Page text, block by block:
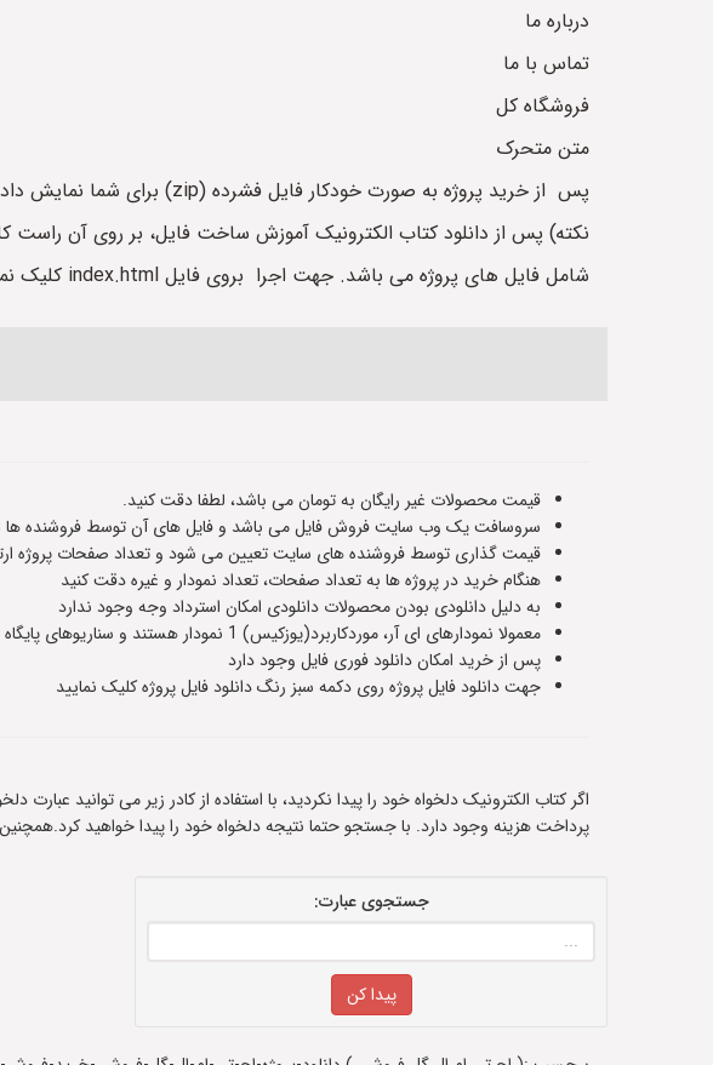
درباره ما
تماس با ما
فروشگاه کل
متن متحرک
پس از خرید پروژه به صورت خودکار فایل فشرده (zip) برای شما نمایش داده می شود. این فایل شامل یک پوشه می باشد که تمامی فایل های html درون آن می باشد.
شامل فایل های پروژه می باشد. جهت اجرا بروی فایل index.html کلیک نمایید تا صفحه اصلی وب سایت را مشاهده کنید.
قیمت محصولات غیر رایگان به تومان می باشد، لطفا دقت کنید.
سروسافت یک وب سایت فروش فایل می باشد و فایل های آن توسط فروشنده ها
قیمت گذاری توسط فروشنده های سایت تعیین می شود و تعداد صفحات پروژه
هنگام خرید در پروژه ها به تعداد صفحات، تعداد نمودار و غیره دقت کنید
به دلیل دانلودی بودن محصولات دانلودی امکان استرداد وجه وجود ندارد
معمولا نمودارهای ای آر، موردکاربرد(یوزکیس) 1 نمودار هستند و سناریوهای پایگاه داده حدودا 5 یا 6 صفحه هستند،اطلاعات دقیق هر فایل در صفحه معرفی آن قرار داده شده است
پس از خرید امکان دانلود فوری فایل وجود دارد
جهت دانلود فایل پروژه روی دکمه سبز رنگ دانلود فایل پروژه کلیک نمایید
اگر کتاب الکترونیک دلخواه خود را پیدا نکردید، با استفاده از کادر زیر می توانید
پرداخت هزینه وجود دارد. با جستجو حتما نتیجه دلخواه خود را پیدا خواهید
جستجوی عبارت: